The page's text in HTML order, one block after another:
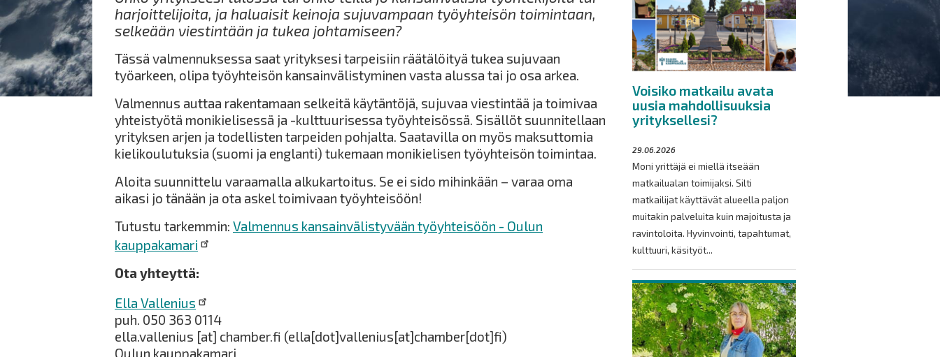
harjoittelijoita, ja haluaisit keinoja sujuvampaan työyhteisön toimintaan,
selkeään viestintään ja tukea johtamiseen?
Tässä valmennuksessa saat yrityksesi tarpeisiin räätälöityä tukea sujuvaan
työarkeen, olipa työyhteisön kansainvälistyminen vasta alussa tai jo osa arkea.
Valmennus auttaa rakentamaan selkeitä käytäntöjä, sujuvaa viestintää ja toimivaa
yhteistyötä monikielisessä ja -kulttuurisessa työyhteisössä. Sisällöt suunnitellaan
yrityksen arjen ja todellisten tarpeiden pohjalta. Saatavilla on myös maksuttomia
kielikoulutuksia (suomi ja englanti) tukemaan monikielisen työyhteisön toimintaa.
Aloita suunnittelu varaamalla alkukartoitus. Se ei sido mihinkään – varaa oma
aikasi jo tänään ja ota askel toimivaan työyhteisöön!
Tutustu tarkemmin: Valmennus kansainvälistyvään työyhteisöön - Oulun
kauppakamari
Ota yhteyttä:
Ella Vallenius
puh. 050 363 0114
ella.vallenius [at] chamber.fi (ella[dot]vallenius[at]chamber[dot]fi)
Oulun kauppakamari
Voisiko matkailu avata
uusia mahdollisuuksia
yrityksellesi?
29.06.2026
Moni yrittäjä ei miellä itseään
matkailualan toimijaksi. Silti
matkailijat käyttävät alueella paljon
muitakin palveluita kuin majoitusta ja
ravintoloita. Hyvinvointi, tapahtumat,
kulttuuri, käsityöt...